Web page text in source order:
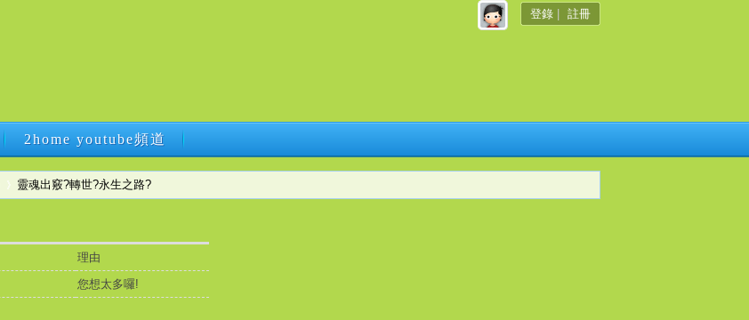
登錄 註冊
2home youtube頻道
2home youtube頻道
靈魂出竅?轉世?永生之路?
理由
您想太多囉!